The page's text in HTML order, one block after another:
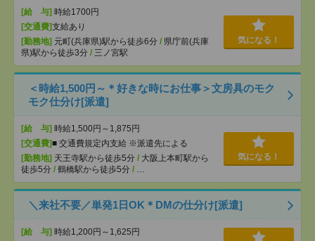
[給 与] 時給1700円
[交通費]支給あり
[勤務地] 元町(兵庫県)駅から徒歩6分 / 県庁前(兵庫
県)駅から徒歩3分 / 三ノ宮駅
気になる！
＜時給1,500円～＊好きな時にお仕事＞文房具のモク
モク仕分け[派遣]
[給 与] 時給1,500円～1,875円
[交通費]■ 交通費規定内支給 ※派遣先による
[勤務地] 天王寺駅から徒歩5分 / 大阪上本町駅から
徒歩5分 / 鶴橋駅から徒歩5分 / …
気になる！
＼来社不要／単発1日OK＊DMの仕分け[派遣]
[給 与] 時給1,200円～1,625円